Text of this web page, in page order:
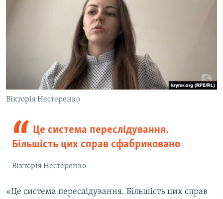
Вікторія Нестеренко
Це система переслідування.
Більшість цих справ сфабриковано
Вікторія Нестеренко
«Це система переслідування. Більшість цих справ